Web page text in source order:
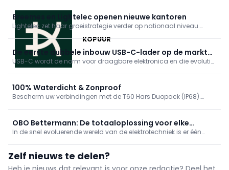
KOPUUR
Breemes en Lightelec openen nieuwe kantoren
Lightelec zet haar groeistrategie verder op nationaal niveau.
Sinds de alliantie met Breemes bouwen beide bedrijven actief
aan een gezamenlijke toekomst.
De eerste dubbele inbouw USB-C-lader op de markt
met load balancing
USB-C wordt de norm voor draagbare elektronica en die evolutie
vertaalt zich steeds vaker naar verwachtingen in residentiële en
dubbele smart USB-C-lader met power delivery 65 W (piek): de ee
100% Waterdicht & Zonproof
Bescherm uw verbindingen met de T60 Hars Duopack (IP68).
Claim hem nu!
OBO Bettermann: De totaaloplossing voor elke
elektricien en installateur
In de snel evoluerende wereld van de elektrotechniek is er één
Zelf nieuws te delen?